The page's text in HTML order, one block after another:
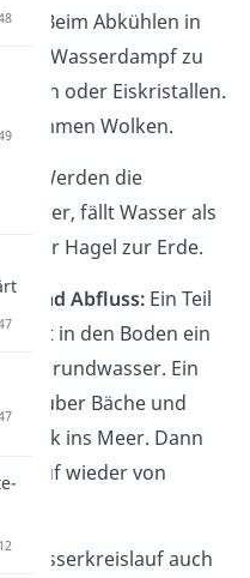
Beim Abkühlen in
der Wasserdampf zu
oder Eiskristallen.
Wolken.
Werden die
fällt Wasser als
oder Hagel zur Erde.
und Abfluss: Ein Teil
dringt in den Boden ein
Grundwasser. Ein
über Bäche und
zurück ins Meer. Dann
wieder von
Wasserkreislauf auch